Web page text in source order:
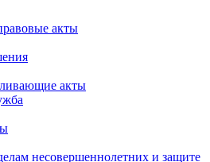
акты
акты
несовершеннолетних и защите